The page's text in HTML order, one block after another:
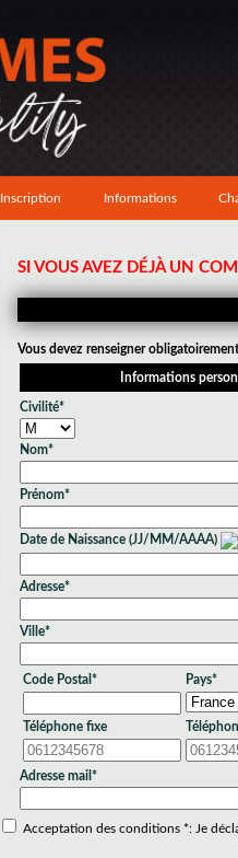
Inscription Informations
SI VOUS AVEZ DÉJÀ UN
Vous devez renseigner
Informations
Civilité*
Nom*
Prénom*
Date de Naissance (JJ/MM/AAAA)
Adresse*
Ville*
Code Postal* Pays*
Téléphone fixe
Adresse mail*
Acceptation des conditions *: Je